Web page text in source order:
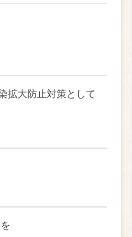
拡大防止対策として